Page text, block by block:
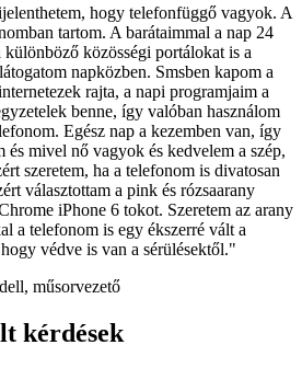
hogy telefonfüggő vagyok. A
tartom. A barátaimmal a nap 24
különböző közösségi portálokat is a
napközben. Smsben kapom a
rajta, a napi programjaim a
benne, így valóban használom
Egész nap a kezemben van, így
és mivel nő vagyok és kedvelem a szép,
szeretem, ha a telefonom is divatosan
választottam a pink és rózsaarany
iPhone 6 tokot. Szeretem az arany
a telefonom is egy ékszerré vált a
védve is van a sérülésektől."
műsorvezető
kérdések